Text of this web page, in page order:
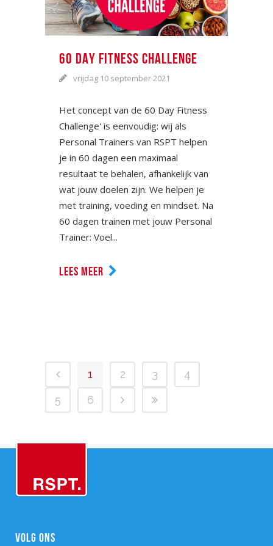
60 DAY FITNESS CHALLENGE
vrijdag 10 september 2021
Het concept van de 60 Day Fitness
Challenge' is eenvoudig: wij als
Personal Trainers van RSPT helpen
je in 60 dagen een maximaal
resultaat te behalen, afhankelijk van
wat jouw doelen zijn. We helpen je
met training, voeding en mindset. Na
60 dagen trainen met jouw Personal
Trainer: Voel...
LEES MEER
1 2 3
4
5
6
VOLG ONS